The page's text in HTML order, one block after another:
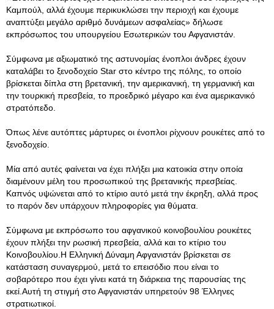
Καμπούλ, αλλά έχουμε περικυκλώσει την περιοχή και έχουμε
αναπτύξει μεγάλο αριθμό δυνάμεων ασφαλείας» δήλωσε
εκπρόσωπος του υπουργείου Εσωτερικών του Αφγανιστάν.
Σύμφωνα με αξιωματικό της αστυνομίας ένοπλοι άνδρες έχουν
καταλάβει το ξενοδοχείο Star στο κέντρο της πόλης, το οποίο
βρίσκεται δίπλα στη βρετανική, την αμερικανική, τη γερμανική και
την τουρκική πρεσβεία, το προεδρικό μέγαρο και ένα αμερικανικό
στρατόπεδο.
Όπως λένε αυτόπτες μάρτυρες οι ένοπλοι ρίχνουν ρουκέτες από το
ξενοδοχείο.
Μία από αυτές φαίνεται να έχει πλήξει μια κατοικία στην οποία
διαμένουν μέλη του προσωπικού της βρετανικής πρεσβείας.
Καπνός υψώνεται από το κτίριο αυτό μετά την έκρηξη, αλλά προς
το παρόν δεν υπάρχουν πληροφορίες για θύματα.
Σύμφωνα με εκπρόσωπο του αφγανικού κοινοβουλίου ρουκέτες
έχουν πλήξει την ρωσική πρεσβεία, αλλά και το κτίριο του
Κοινοβουλίου.Η Ελληνική Δύναμη Αφγανιστάν βρίσκεται σε
κατάσταση συναγερμού, μετά το επεισόδιο που είναι το
σοβαρότερο που έχει γίνει κατά τη διάρκεια της παρουσίας της
εκεί.Αυτή τη στιγμή στο Αφγανιστάν υπηρετούν 98 Έλληνες
στρατιωτικοί.